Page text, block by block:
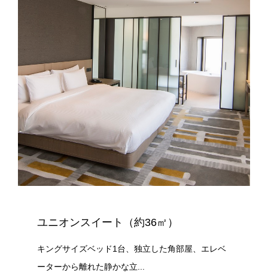
ユニオンスイート（約36㎡）
キングサイズベッド1台、独立した角部屋、エレベ
ーターから離れた静かな立...